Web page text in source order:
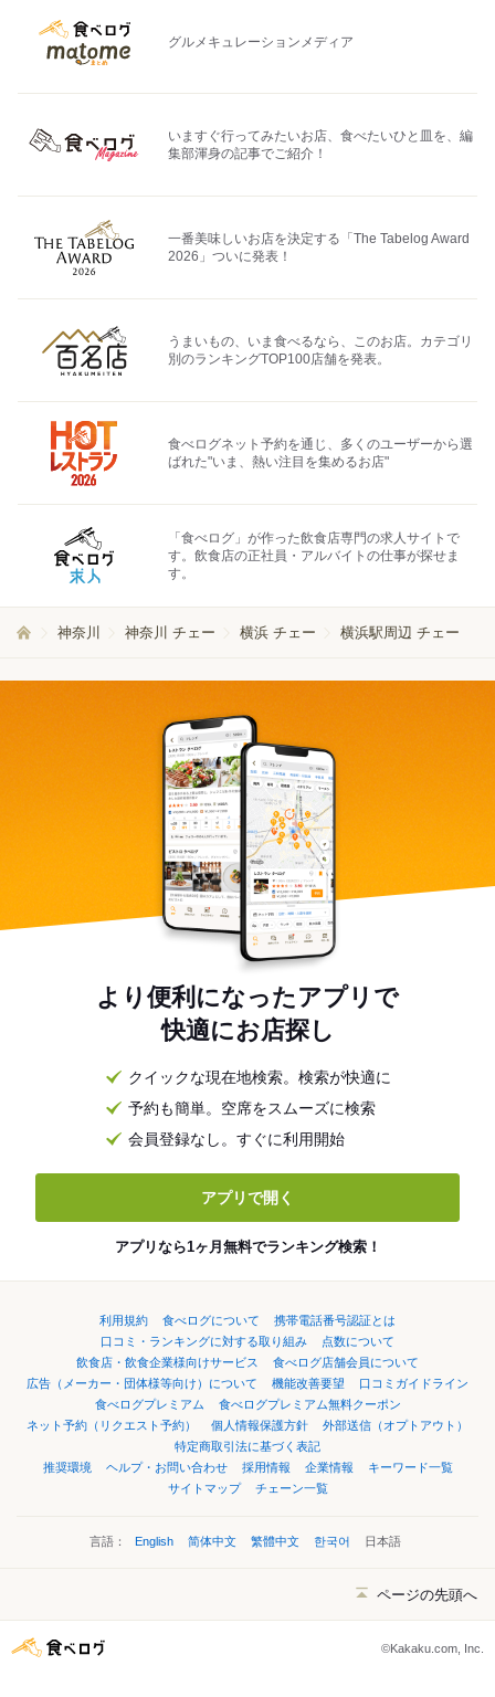
グルメキュレーションメディア
いますぐ行ってみたいお店、食べたいひと皿を、編
集部渾身の記事でご紹介！
一番美味しいお店を決定する「The Tabelog Award
2026」ついに発表！
うまいもの、いま食べるなら、このお店。カテゴリ
別のランキングTOP100店舗を発表。
食べログネット予約を通じ、多くのユーザーから選
ばれた"いま、熱い注目を集めるお店"
「食べログ」が作った飲食店専門の求人サイトで
す。飲食店の正社員・アルバイトの仕事が探せま
す。
神奈川 神奈川 チェー 横浜 チェー 横浜駅周辺 チェー
より便利になったアプリで
快適にお店探し
クイックな現在地検索。検索が快適に
予約も簡単。空席をスムーズに検索
会員登録なし。すぐに利用開始
アプリで開く
アプリなら1ヶ月無料でランキング検索！
利用規約 食べログについて
携帯電話番号認証とは
口コミ・ランキングに対する取り組み
点数について
飲食店・飲食企業様向けサービス
食べログ店舗会員について
広告（メーカー・団体様等向け）について
機能改善要望
口コミガイドライン
食べログプレミアム
食べログプレミアム無料クーポン
ネット予約（リクエスト予約）
個人情報保護方針
外部送信（オプトアウト）
特定商取引法に基づく表記
推奨環境
ヘルプ・お問い合わせ 採用情報 企業情報
キーワード一覧
サイトマップ
チェーン一覧
言語： English 简体中文 繁體中文 한국어 日本語
ページの先頭へ
©Kakaku.com, Inc.